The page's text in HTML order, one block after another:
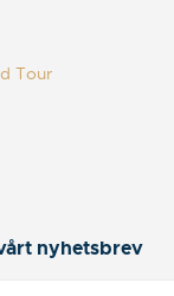
Tour
nyhetsbrev